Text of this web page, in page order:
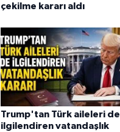
çekilme kararı aldı
Trump'tan Türk aileleri de
ilgilendiren vatandaşlık